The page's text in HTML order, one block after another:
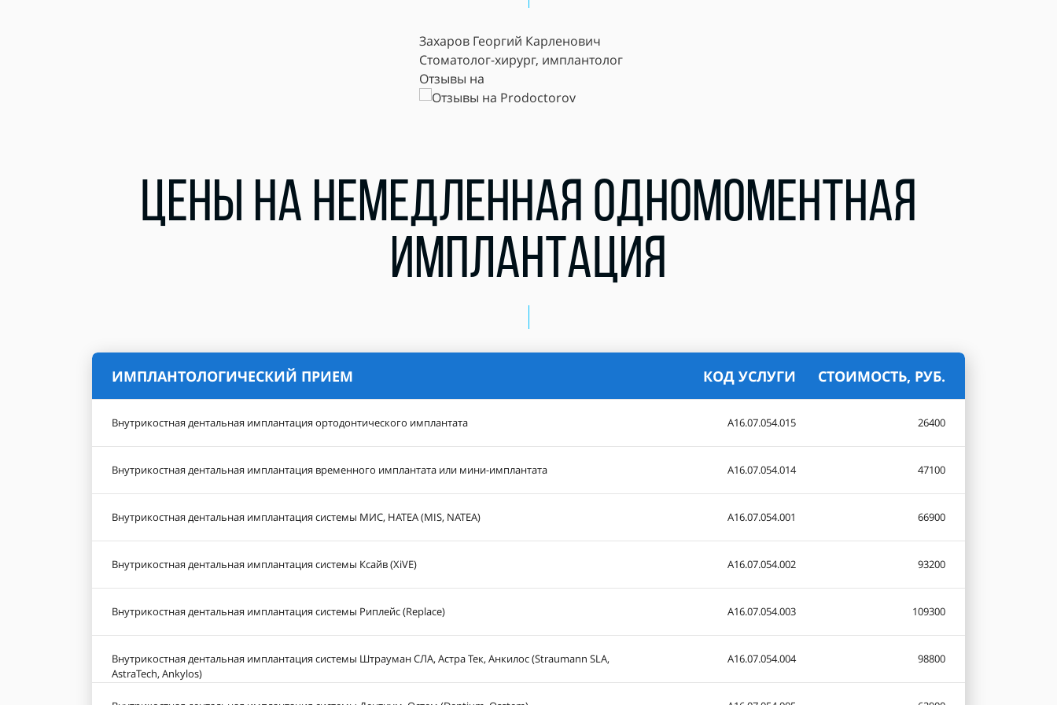
Захаров Георгий Карленович
Стоматолог-хирург, имплантолог
Отзывы на
ЦЕНЫ НА НЕМЕДЛЕННАЯ ОДНОМОМЕНТНАЯ
ИМПЛАНТАЦИЯ
ИМПЛАНТОЛОГИЧЕСКИЙ ПРИЕМ СТОИМОСТЬ, РУБ.
КОД УСЛУГИ
Внутрикостная дентальная имплантация ортодонтического имплантата 26400
А16.07.054.015
Внутрикостная дентальная имплантация временного имплантата или мини-имплантата 47100
А16.07.054.014
Внутрикостная дентальная имплантация системы МИС, НАТЕА (MIS, NATEA) 66900
А16.07.054.001
Внутрикостная дентальная имплантация системы Ксайв (XiVE) 93200
А16.07.054.002
Внутрикостная дентальная имплантация системы Риплейс (Replace) 109300
А16.07.054.003
Внутрикостная дентальная имплантация системы Штрауман СЛА, Астра Тек, Анкилос (Straumann SLA,
AstraTech, Ankylos)
98800
А16.07.054.004